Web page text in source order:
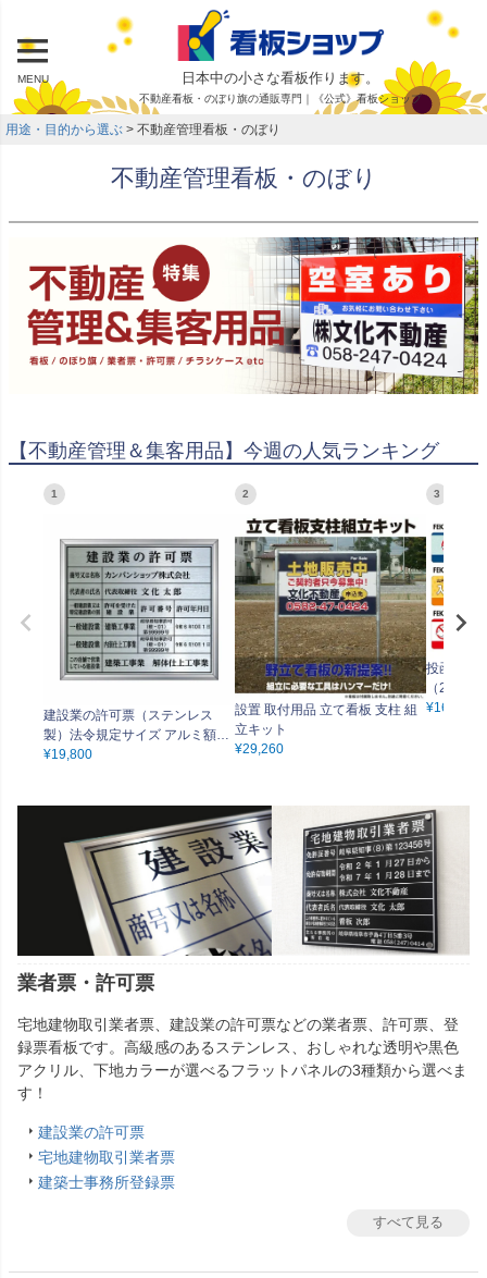
MENU 日本中の小さな看板作ります。
不動産看板・のぼり旗の通販専門｜《公式》看板ショップ
用途・目的から選ぶ 不動産管理看板・のぼり
不動産管理看板・のぼり
【不動産管理＆集客用品】今週の人気ランキング
1
建設業の許可票（ステンレス
製）法令規定サイズ アルミ額縁
付き UV印刷 文字加工費無料
¥19,800
2
設置 取付用品 立て看板 支柱 組
立キット
¥29,260
3
投函防止
（
しやすい
¥16,500
業者票・許可票
宅地建物取引業者票、建設業の許可票などの業者票、許可票、登
録票看板です。高級感のあるステンレス、おしゃれな透明や黒色
アクリル、下地カラーが選べるフラットパネルの3種類から選べま
す！
建設業の許可票
宅地建物取引業者票
建築士事務所登録票
すべて見る